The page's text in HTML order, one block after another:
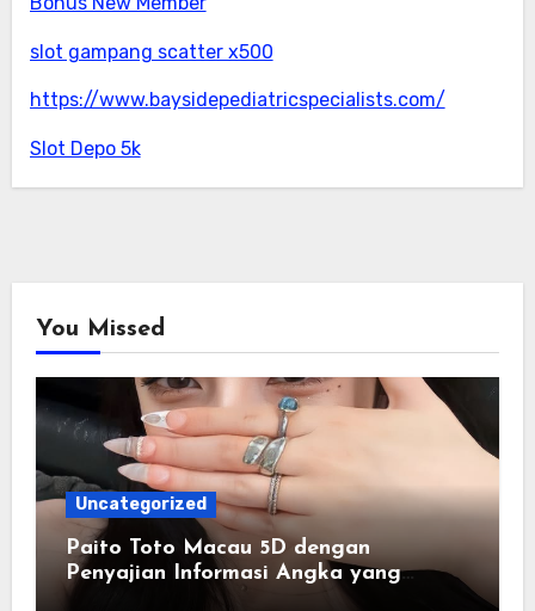
slot gampang scatter x500
https://www.baysidepediatricspecialists.com/
Slot Depo 5k
You Missed
Uncategorized
Paito Toto Macau 5D dengan
Penyajian Informasi Angka yang
Lengkap dan Terstruktur